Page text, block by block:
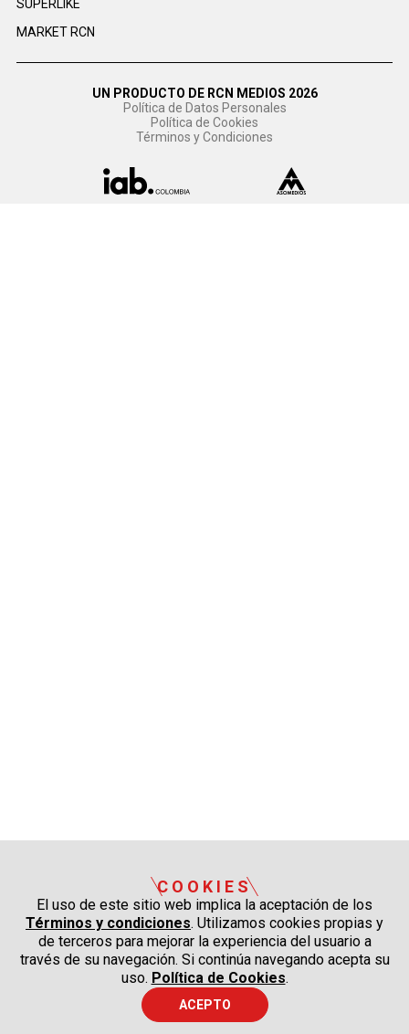
SUPERLIKE
MARKET RCN
UN PRODUCTO DE RCN MEDIOS 2026
Política de Datos Personales
Política de Cookies
Términos y Condiciones
COOKIES
El uso de este sitio web implica la aceptación de los
Términos y condiciones. Utilizamos cookies propias y
de terceros para mejorar la experiencia del usuario a
través de su navegación. Si continúa navegando acepta su
uso. Política de Cookies.
ACEPTO